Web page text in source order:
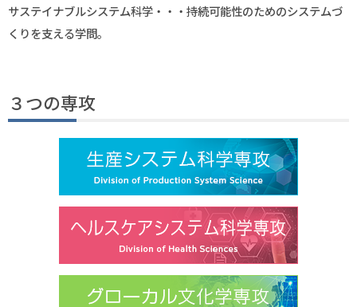
サステイナブルシステム科学・・・持続可能性のためのシステムづ
くりを支える学問。
３つの専攻